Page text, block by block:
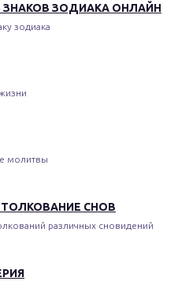
ЗОДИАКА ОНЛАЙН
зодиака
молитвы
СНОВ
различных сновидений